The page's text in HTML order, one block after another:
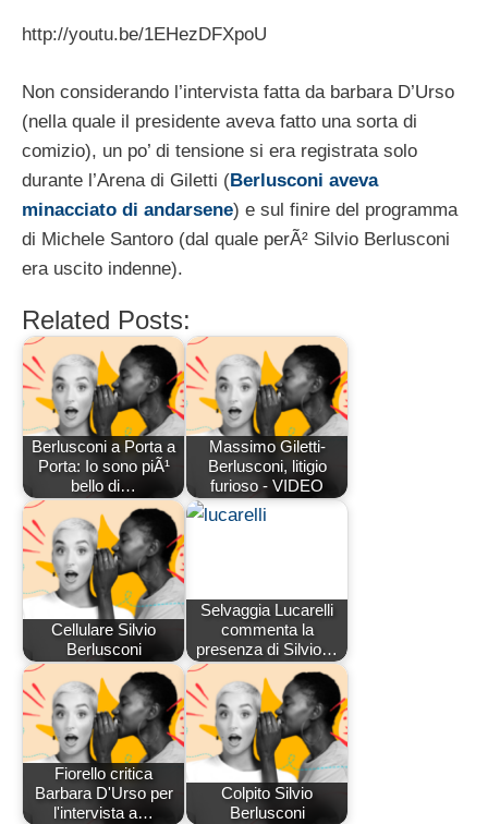
http://youtu.be/1EHezDFXpoU
Non considerando l’intervista fatta da barbara D’Urso
(nella quale il presidente aveva fatto una sorta di
comizio), un po’ di tensione si era registrata solo
durante l’Arena di Giletti (Berlusconi aveva
minacciato di andarsene) e sul finire del programma
di Michele Santoro (dal quale perÃ² Silvio Berlusconi
era uscito indenne).
Related Posts:
Berlusconi a Porta a
Porta: Io sono piÃ¹
bello di…
Massimo Giletti-
Berlusconi, litigio
furioso - VIDEO
Cellulare Silvio
Berlusconi
Selvaggia Lucarelli
commenta la
presenza di Silvio…
Fiorello critica
Barbara D'Urso per
l'intervista a…
Colpito Silvio
Berlusconi